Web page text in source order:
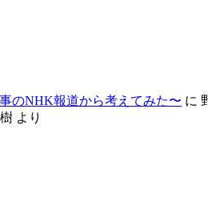
のNHK報道から考えてみた〜 に
より